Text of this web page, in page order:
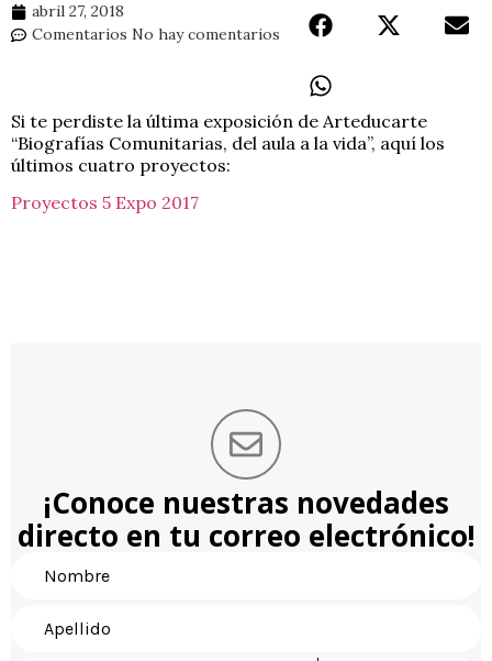
abril 27, 2018
Comentarios No hay comentarios
Si te perdiste la última exposición de Arteducarte
“Biografías Comunitarias, del aula a la vida”, aquí los
últimos cuatro proyectos:
Proyectos 5 Expo 2017
¡Conoce nuestras novedades
directo en tu correo electrónico!